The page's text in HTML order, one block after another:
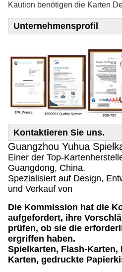
Kaution benötigen die Karten
Unternehmensprofil
Kontaktieren Sie uns.
Guangzhou Yuhua
Einer der Top-
Guangdong, China.
Spezialisiert auf Design,
und Verkauf von
Die Kommission hat die
aufgefordert, ihre
prüfen, ob sie die
ergriffen haben.
Spielkarten, Flash-Karten,
Karten, gedruckte